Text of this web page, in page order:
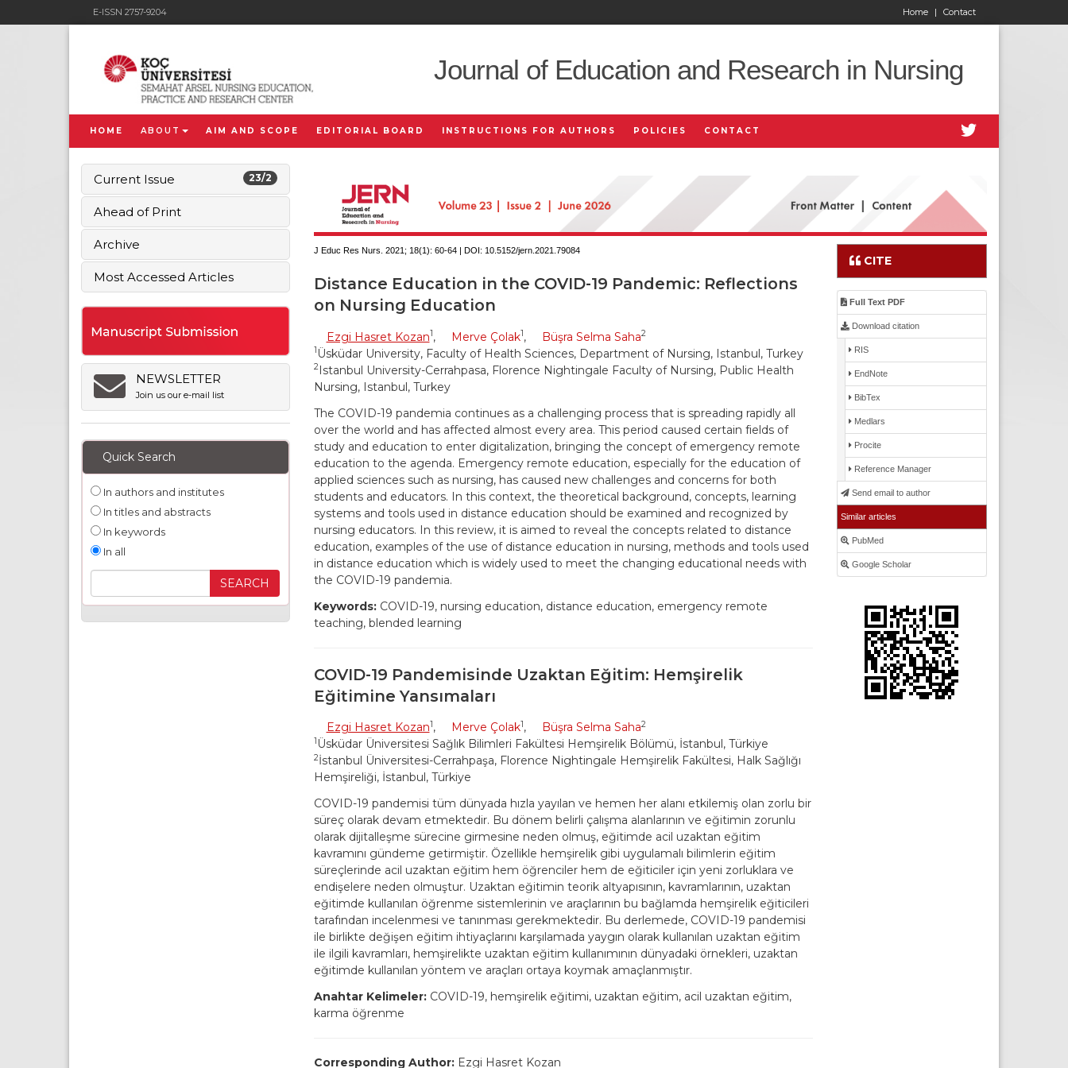
E-ISSN 2757-9204 Contact
Home |
Journal of Education and Research in Nursing
HOME ABOUT AIM AND SCOPE EDITORIAL BOARD INSTRUCTIONS FOR AUTHORS POLICIES CONTACT
23/2
Current Issue
Ahead of Print
Archive
Most Accessed Articles
NEWSLETTER
Join us our e-mail list
Quick Search
In authors and institutes
In titles and abstracts
In keywords
In all
J Educ Res Nurs. 2021; 18(1): 60-64 | DOI: 10.5152/jern.2021.79084
Distance Education in the COVID-19 Pandemic: Reflections
on Nursing Education
Ezgi Hasret Kozan1, Merve Çolak1, Büşra Selma Saha2
1 Üsküdar University, Faculty of Health Sciences, Department of Nursing, Istanbul, Turkey
2Istanbul University-Cerrahpasa, Florence Nightingale Faculty of Nursing, Public Health
Nursing, Istanbul, Turkey
The COVID-19 pandemia continues as a challenging process that is spreading rapidly all
over the world and has affected almost every area. This period caused certain fields of
study and education to enter digitalization, bringing the concept of emergency remote
education to the agenda. Emergency remote education, especially for the education of
applied sciences such as nursing, has caused new challenges and concerns for both
students and educators. In this context, the theoretical background, concepts, learning
systems and tools used in distance education should be examined and recognized by
nursing educators. In this review, it is aimed to reveal the concepts related to distance
education, examples of the use of distance education in nursing, methods and tools used
in distance education which is widely used to meet the changing educational needs with
the COVID-19 pandemia.
Keywords:COVID-19, nursing education, distance education, emergency remote
teaching, blended learning
COVID-19 Pandemisinde Uzaktan Eğitim: Hemşirelik
Eğitimine Yansımaları
Ezgi Hasret Kozan1, Merve Çolak1, Büşra Selma Saha2
1 Üsküdar Üniversitesi Sağlık Bilimleri Fakültesi Hemşirelik Bölümü, İstanbul, Türkiye
2İstanbul Üniversitesi-Cerrahpaşa, Florence Nightingale Hemşirelik Fakültesi, Halk Sağlığı
Hemşireliği, İstanbul, Türkiye
COVID-19 pandemisi tüm dünyada hızla yayılan ve hemen her alanı etkilemiş olan zorlu bir
süreç olarak devam etmektedir. Bu dönem belirli çalışma alanlarının ve eğitimin zorunlu
olarak dijitalleşme sürecine girmesine neden olmuş, eğitimde acil uzaktan eğitim
kavramını gündeme getirmiştir. Özellikle hemşirelik gibi uygulamalı bilimlerin eğitim
süreçlerinde acil uzaktan eğitim hem öğrenciler hem de eğiticiler için yeni zorluklara ve
endişelere neden olmuştur. Uzaktan eğitimin teorik altyapısının, kavramlarının, uzaktan
eğitimde kullanılan öğrenme sistemlerinin ve araçlarının bu bağlamda hemşirelik eğiticileri
tarafından incelenmesi ve tanınması gerekmektedir. Bu derlemede, COVID-19 pandemisi
ile birlikte değişen eğitim ihtiyaçlarını karşılamada yaygın olarak kullanılan uzaktan eğitim
ile ilgili kavramları, hemşirelikte uzaktan eğitim kullanımının dünyadaki örnekleri, uzaktan
eğitimde kullanılan yöntem ve araçları ortaya koymak amaçlanmıştır.
Anahtar Kelimeler:COVID-19, hemşirelik eğitimi, uzaktan eğitim, acil uzaktan eğitim,
karma öğrenme
Corresponding Author: Ezgi Hasret Kozan
CITE
Full Text PDF
Download citation
RIS
EndNote
BibTex
Medlars
Procite
Reference Manager
Send email to author
Similar articles
PubMed
Google Scholar